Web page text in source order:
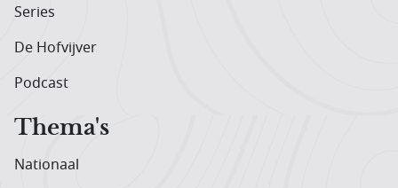
Series
De Hofvijver
Podcast
Thema's
Nationaal